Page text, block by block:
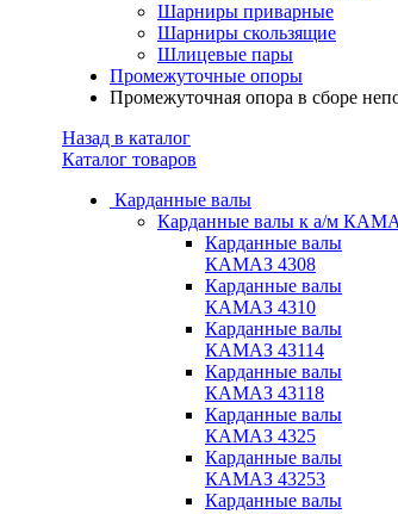
Шарниры приварные
Шарниры скользящие
Шлицевые пары
Промежуточные опоры
Промежуточная опора в сборе
Назад в каталог
Каталог товаров
Карданные валы
Карданные валы к а/м
Карданные валы
КАМАЗ 4308
Карданные валы
КАМАЗ 4310
Карданные валы
КАМАЗ 43114
Карданные валы
КАМАЗ 43118
Карданные валы
КАМАЗ 4325
Карданные валы
КАМАЗ 43253
Карданные валы